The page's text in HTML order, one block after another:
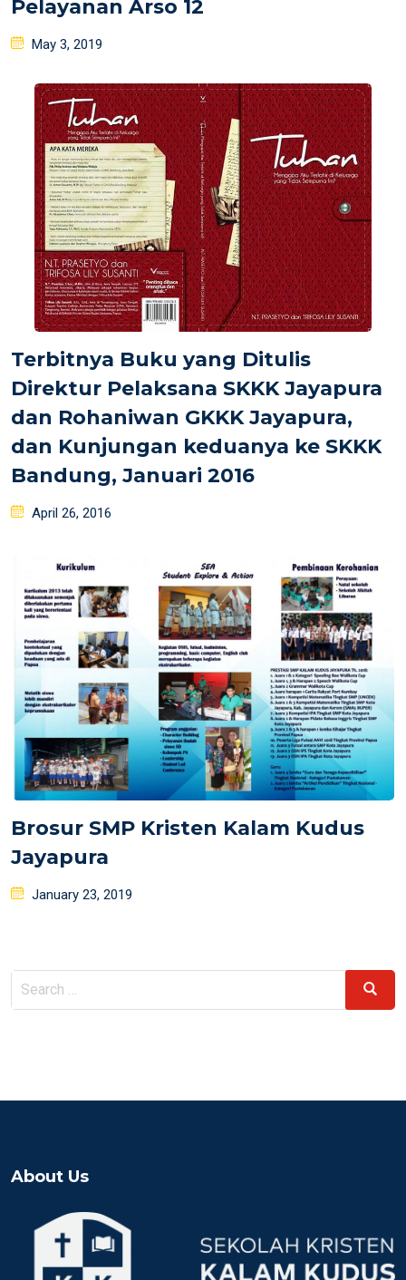
Pelayanan Arso 12
Posted
May 3, 2019
Terbitnya Buku yang Ditulis
Direktur Pelaksana SKKK Jayapura
dan Rohaniwan GKKK Jayapura,
dan Kunjungan keduanya ke SKKK
Bandung, Januari 2016
Posted
April 26, 2016
Brosur SMP Kristen Kalam Kudus
Jayapura
Posted
January 23, 2019
Search
for:
Search
About Us